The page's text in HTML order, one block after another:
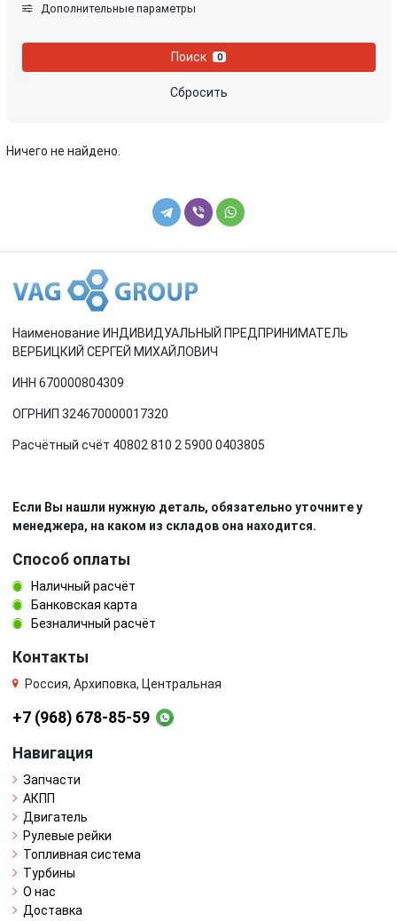
Nissan Opel
Toyota
Volvo
Дополнительные параметры
Поиск 0
Сбросить
Ничего не найдено.
Наименование ИНДИВИДУАЛЬНЫЙ ПРЕДПРИНИМАТЕЛЬ
ВЕРБИЦКИЙ СЕРГЕЙ МИХАЙЛОВИЧ
ИНН 670000804309
ОГРНИП 324670000017320
Расчётный счёт 40802 810 2 5900 0403805
Если Вы нашли нужную деталь, обязательно уточните у
менеджера, на каком из складов она находится.
Способ оплаты
Наличный расчёт
Банковская карта
Безналичный расчёт
Контакты
Россия, Архиповка, Центральная
+7 (968) 678-85-59
Навигация
Запчасти
АКПП
Двигатель
Рулевые рейки
Топливная система
Турбины
О нас
Доставка